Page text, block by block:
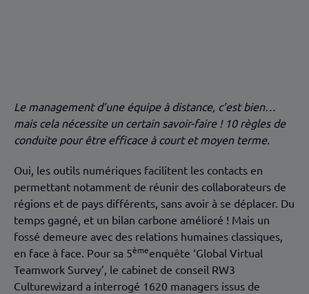
10 – Sortir du virtuel
Le management d’une équipe à distance, c’est bien…
mais cela nécessite un certain savoir-faire ! 10 règles de
conduite pour être efficace à court et moyen terme.
Oui, les outils numériques facilitent les contacts en
permettant notamment de réunir des collaborateurs de
régions et de pays différents, sans avoir à se déplacer. Du
temps gagné, et un bilan carbone amélioré ! Mais un
fossé demeure avec des relations humaines classiques,
en face à face. Pour sa 5èmeenquête ‘Global Virtual
Teamwork Survey’, le cabinet de conseil RW3
Culturewizard a interrogé 1620 managers issus de